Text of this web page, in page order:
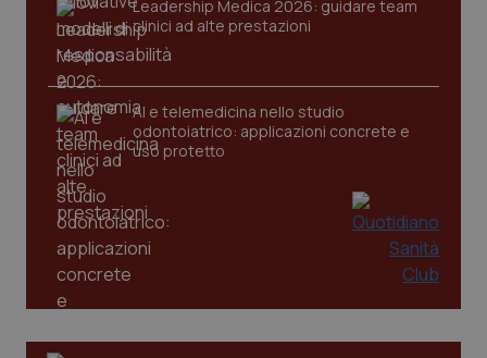
Leadership Medica 2026: guidare team
clinici ad alte prestazioni
AI e telemedicina nello studio
odontoiatrico: applicazioni concrete e
uso protetto
tracking-sites-ironfish-
tracking-sites-ironfish-
www.quotidianosanita.it
2